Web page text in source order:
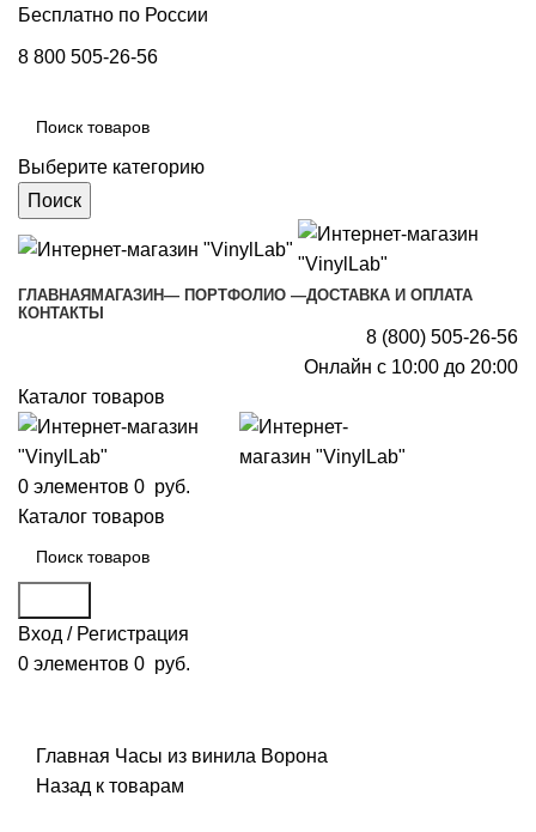
Бесплатно по России
8 800 505-26-56
Выберите категорию
Поиск
ГЛАВНАЯ МАГАЗИН— ПОРТФОЛИО —ДОСТАВКА И ОПЛАТА
КОНТАКТЫ
8 (800) 505-26-56
Онлайн с 10:00 до 20:00
Каталог товаров
0 элементов 0 руб.
Каталог товаров
Вход / Регистрация
0 элементов 0 руб.
Главная Часы из винила Ворона
Назад к товарам